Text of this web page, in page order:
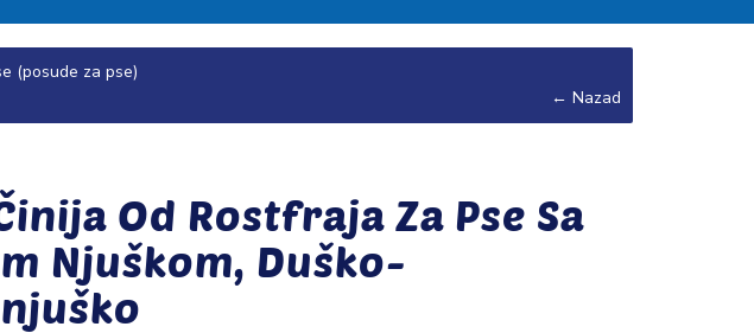
(posude za pse)
← Nazad
Od Rostfraja Za Pse Sa
Njuškom, Duško-